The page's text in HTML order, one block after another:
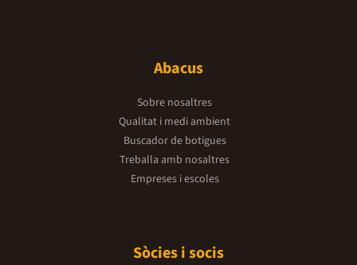
Abacus
Sobre nosaltres
Qualitat i medi ambient
Buscador de botigues
Treballa amb nosaltres
Empreses i escoles
Sòcies i socis